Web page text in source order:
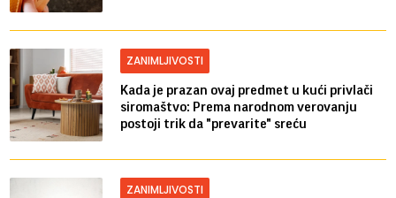
ZANIMLJIVOSTI
Kada je prazan ovaj predmet u kući privlači
siromaštvo: Prema narodnom verovanju
postoji trik da "prevarite" sreću
ZANIMLJIVOSTI